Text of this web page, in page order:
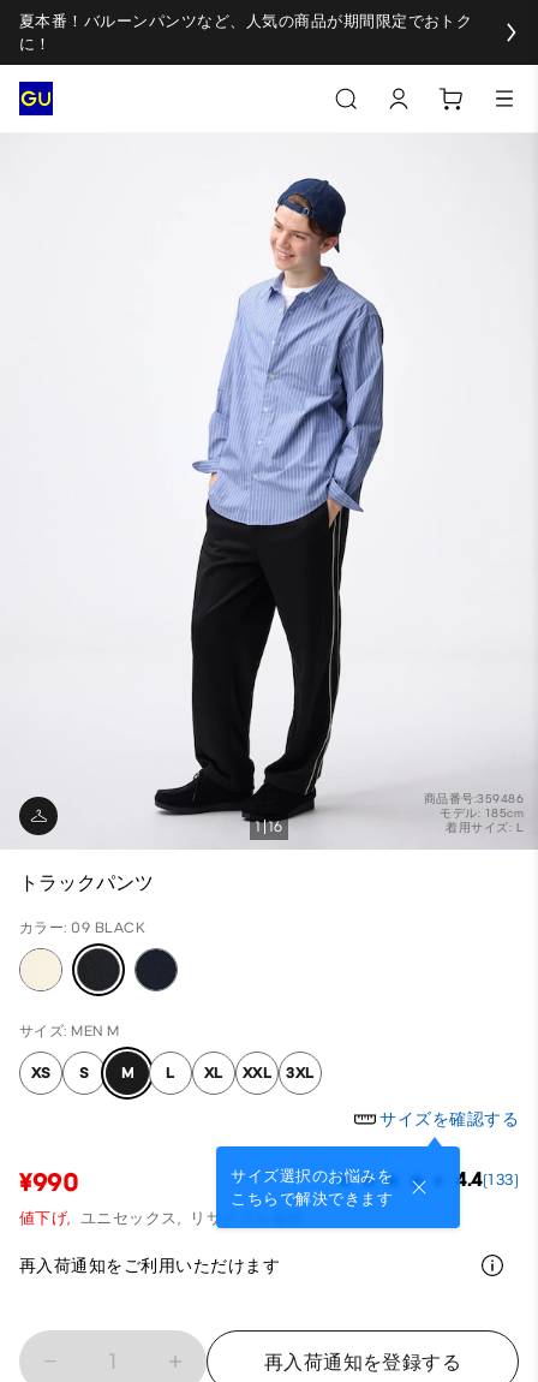
夏本番！バルーンパンツなど、人気の商品が期間限定でおトク
に！
商品番号:359486
モデル: 185cm
着用サイズ: L
1 16
トラックパンツ
カラー: 09 BLACK
サイズ: MEN M
XS S M L XL XXL 3XL
サイズを確認する
サイズ選択のお悩みを
こちらで解決できます
¥990 4.4(133)
値下げ, ユニセックス, リサイクル素材
再入荷通知をご利用いただけます
1 再入荷通知を登録する